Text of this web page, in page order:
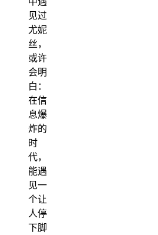
见过
尤妮
丝，
或许
会明
白：
在信
息爆
炸的
时
代，
能遇
见一
个让
人停
下脚